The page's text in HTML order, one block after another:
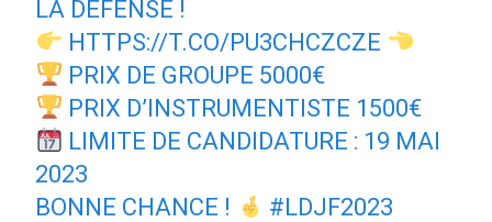
LA DÉFENSE !
HTTPS://T.CO/PU3CHCZCZE
PRIX DE GROUPE 5000€
PRIX D’INSTRUMENTISTE 1500€
LIMITE DE CANDIDATURE : 19 MAI
2023
BONNE CHANCE !
#LDJF2023